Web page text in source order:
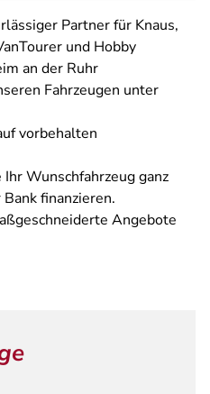
Partner für Knaus,
und Hobby
an der Ruhr
Fahrzeugen unter
vorbehalten
Wunschfahrzeug ganz
finanzieren.
Angebote